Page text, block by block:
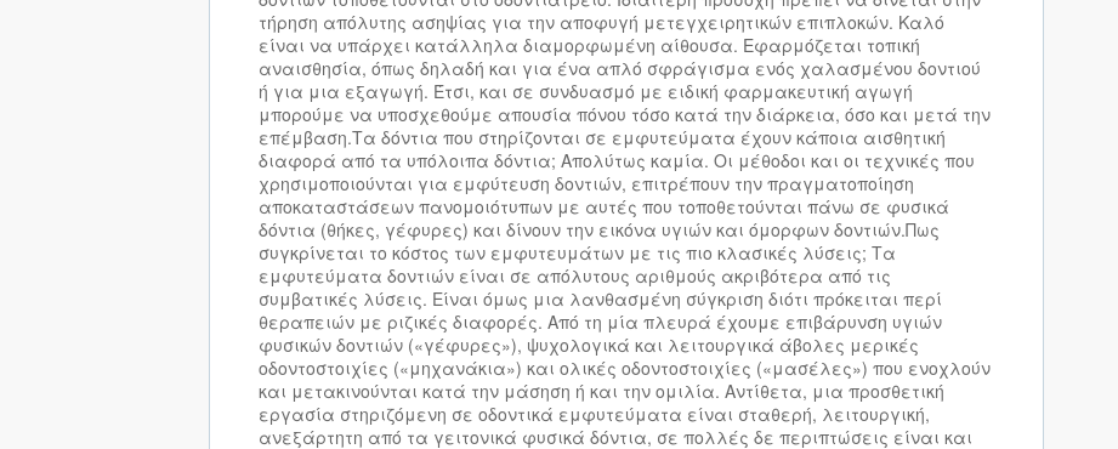
τήρηση απόλυτης ασηψίας για την αποφυγή μετεγχειρητικών επιπλοκών. Καλό
είναι να υπάρχει κατάλληλα διαμορφωμένη αίθουσα. Εφαρμόζεται τοπική
αναισθησία, όπως δηλαδή και για ένα απλό σφράγισμα ενός χαλασμένου δοντιού
ή για μια εξαγωγή. Έτσι, και σε συνδυασμό με ειδική φαρμακευτική αγωγή
μπορούμε να υποσχεθούμε απουσία πόνου τόσο κατά την διάρκεια, όσο και μετά την
επέμβαση.Τα δόντια που στηρίζονται σε εμφυτεύματα έχουν κάποια αισθητική
διαφορά από τα υπόλοιπα δόντια; Απολύτως καμία. Οι μέθοδοι και οι τεχνικές που
χρησιμοποιούνται για εμφύτευση δοντιών, επιτρέπουν την πραγματοποίηση
αποκαταστάσεων πανομοιότυπων με αυτές που τοποθετούνται πάνω σε φυσικά
δόντια (θήκες, γέφυρες) και δίνουν την εικόνα υγιών και όμορφων δοντιών.Πως
συγκρίνεται το κόστος των εμφυτευμάτων με τις πιο κλασικές λύσεις; Τα
εμφυτεύματα δοντιών είναι σε απόλυτους αριθμούς ακριβότερα από τις
συμβατικές λύσεις. Είναι όμως μια λανθασμένη σύγκριση διότι πρόκειται περί
θεραπειών με ριζικές διαφορές. Από τη μία πλευρά έχουμε επιβάρυνση υγιών
φυσικών δοντιών («γέφυρες»), ψυχολογικά και λειτουργικά άβολες μερικές
οδοντοστοιχίες («μηχανάκια») και ολικές οδοντοστοιχίες («μασέλες») που ενοχλούν
και μετακινούνται κατά την μάσηση ή και την ομιλία. Αντίθετα, μια προσθετική
εργασία στηριζόμενη σε οδοντικά εμφυτεύματα είναι σταθερή, λειτουργική,
ανεξάρτητη από τα γειτονικά φυσικά δόντια, σε πολλές δε περιπτώσεις είναι και